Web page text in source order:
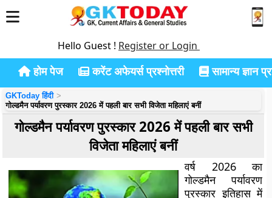
Hello Guest ! Register or Login
होम पेज करेंट अफेयर्स प्रश्नोत्तरी सामान्य ज्ञान
GKToday हिंदी
गोल्डमैन पर्यावरण पुरस्कार 2026 में पहली बार सभी विजेता महिलाएं बनीं
गोल्डमैन पर्यावरण पुरस्कार 2026 में पहली बार सभी
विजेता महिलाएं बनीं
वर्ष 2026 का
गोल्डमैन पर्यावरण
पुरस्कार इतिहास में